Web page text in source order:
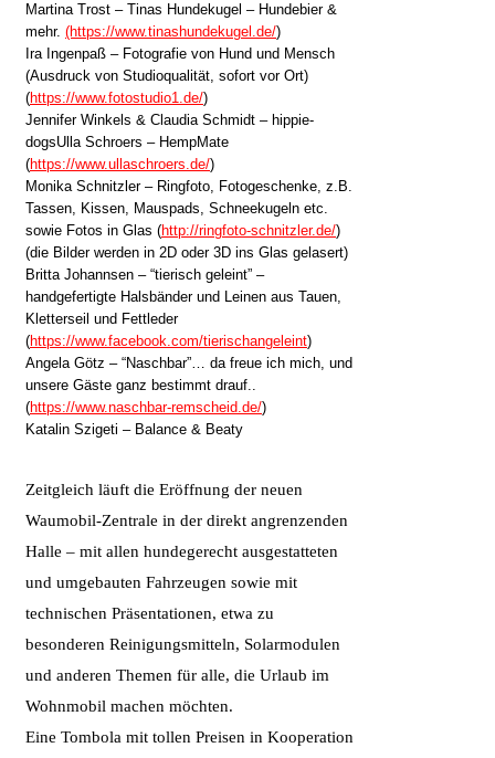
Martina Trost – Tinas Hundekugel – Hundebier &
mehr. (https://www.tinashundekugel.de/)
Ira Ingenpaß – Fotografie von Hund und Mensch
(Ausdruck von Studioqualität, sofort vor Ort)
(https://www.fotostudio1.de/)
Jennifer Winkels & Claudia Schmidt – hippie-
dogsUlla Schroers – HempMate
(https://www.ullaschroers.de/)
Monika Schnitzler – Ringfoto, Fotogeschenke, z.B.
Tassen, Kissen, Mauspads, Schneekugeln etc.
sowie Fotos in Glas (http://ringfoto-schnitzler.de/)
(die Bilder werden in 2D oder 3D ins Glas gelasert)
Britta Johannsen – “tierisch geleint” –
handgefertigte Halsbänder und Leinen aus Tauen,
Kletterseil und Fettleder
(https://www.facebook.com/tierischangeleint)
Angela Götz – “Naschbar”… da freue ich mich, und
unsere Gäste ganz bestimmt drauf..
(https://www.naschbar-remscheid.de/)
Katalin Szigeti – Balance & Beaty
Zeitgleich läuft die Eröffnung der neuen
Waumobil-Zentrale in der direkt angrenzenden
Halle – mit allen hundegerecht ausgestatteten
und umgebauten Fahrzeugen sowie mit
technischen Präsentationen, etwa zu
besonderen Reinigungsmitteln, Solarmodulen
und anderen Themen für alle, die Urlaub im
Wohnmobil machen möchten.
Eine Tombola mit tollen Preisen in Kooperation